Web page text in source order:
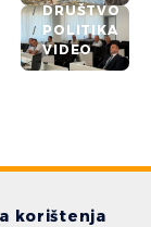
DRUŠTVO
POLITIKA
VIDEO
korištenja